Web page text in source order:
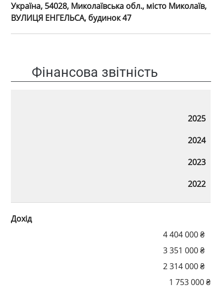
Україна, 54028, Миколаївська обл., місто Миколаїв,
ВУЛИЦЯ ЕНГЕЛЬСА, будинок 47
Фінансова звітність
2025
2024
2023
2022
Дохід
4 404 000 ₴
3 351 000 ₴
2 314 000 ₴
1 753 000 ₴